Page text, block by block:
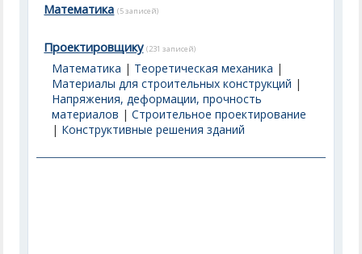
Математика (5 записей)
Проектировщику (231 записей)
Математика | Теоретическая механика |
Материалы для строительных конструкций |
Напряжения, деформации, прочность
материалов |Строительное проектирование
| Конструктивные решения зданий